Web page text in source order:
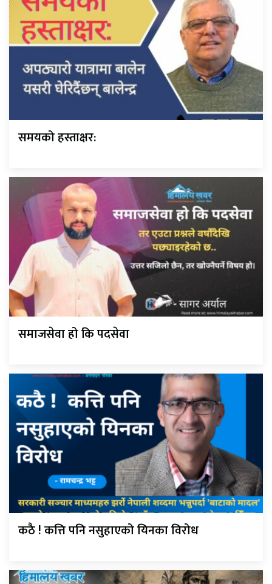
समयको हस्ताक्षर:
समाजसेवा हो कि पदसेवा
कठै ! कत्ति पनि नसुहाएको यिनका विरोध